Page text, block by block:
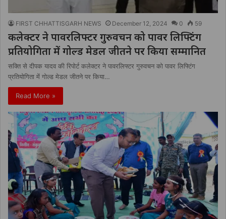
FIRST CHHATTISGARH NEWS December 12, 2024 0 59
कलेक्टर ने पावरलिफ्टर गुरुवचन को पावर लिफ्टिंग
प्रतियोगिता में गोल्ड मेडल जीतने पर किया सम्मानित
सक्ति से दीपक यादव की रिपोर्ट कलेक्टर ने पावरलिफ्टर गुरुवचन को पावर लिफ्टिंग
प्रतियोगिता में गोल्ड मेडल जीतने पर किया…
Read More »